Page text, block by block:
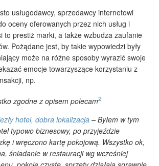
usługodawcy, sprzedawcy internetowi
oceny oferowanych przez nich usług i
to prestiż marki, a także wzbudza zaufanie
Pożądane jest, by takie wypowiedzi były
może na różne sposoby wyrazić swoje
emocje towarzyszące korzystaniu z
np.
zgodne z opisem polecam2
hotel, dobra lokalizacja – Byłem w tym
typowo biznesowy, po przyjeździe
i wręczono kartę pokojową. Wszystko ok,
śniadanie w restauracji wg wcześniej